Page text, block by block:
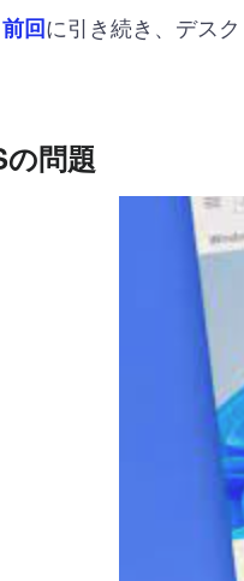
前回に引き続き、デス
の問題